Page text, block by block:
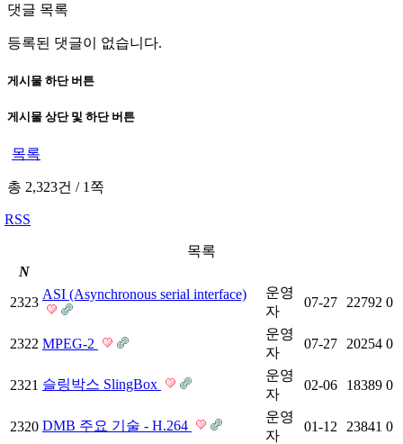
댓글 목록
등록된 댓글이 없습니다.
게시물 하단 버튼
게시물 상단 및 하단 버튼
목록
총 2,323건 /1쪽
RSS
목록
N
2323
ASI (Asynchronous serial interface)
운영
자
07-27 22792 0
2322 MPEG-2
운영
자
07-27 20254 0
2321 슬링박스 SlingBox
운영
자
02-06 18389 0
2320 DMB 주요 기술 - H.264
운영
자
01-12 23841 0